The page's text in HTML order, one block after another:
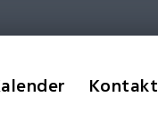
Kontakt